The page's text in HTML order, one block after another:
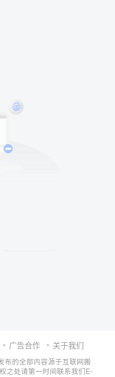
广告合作 关于我们
布的全部内容源于互联网搬
之处请第一时间联系我们E-